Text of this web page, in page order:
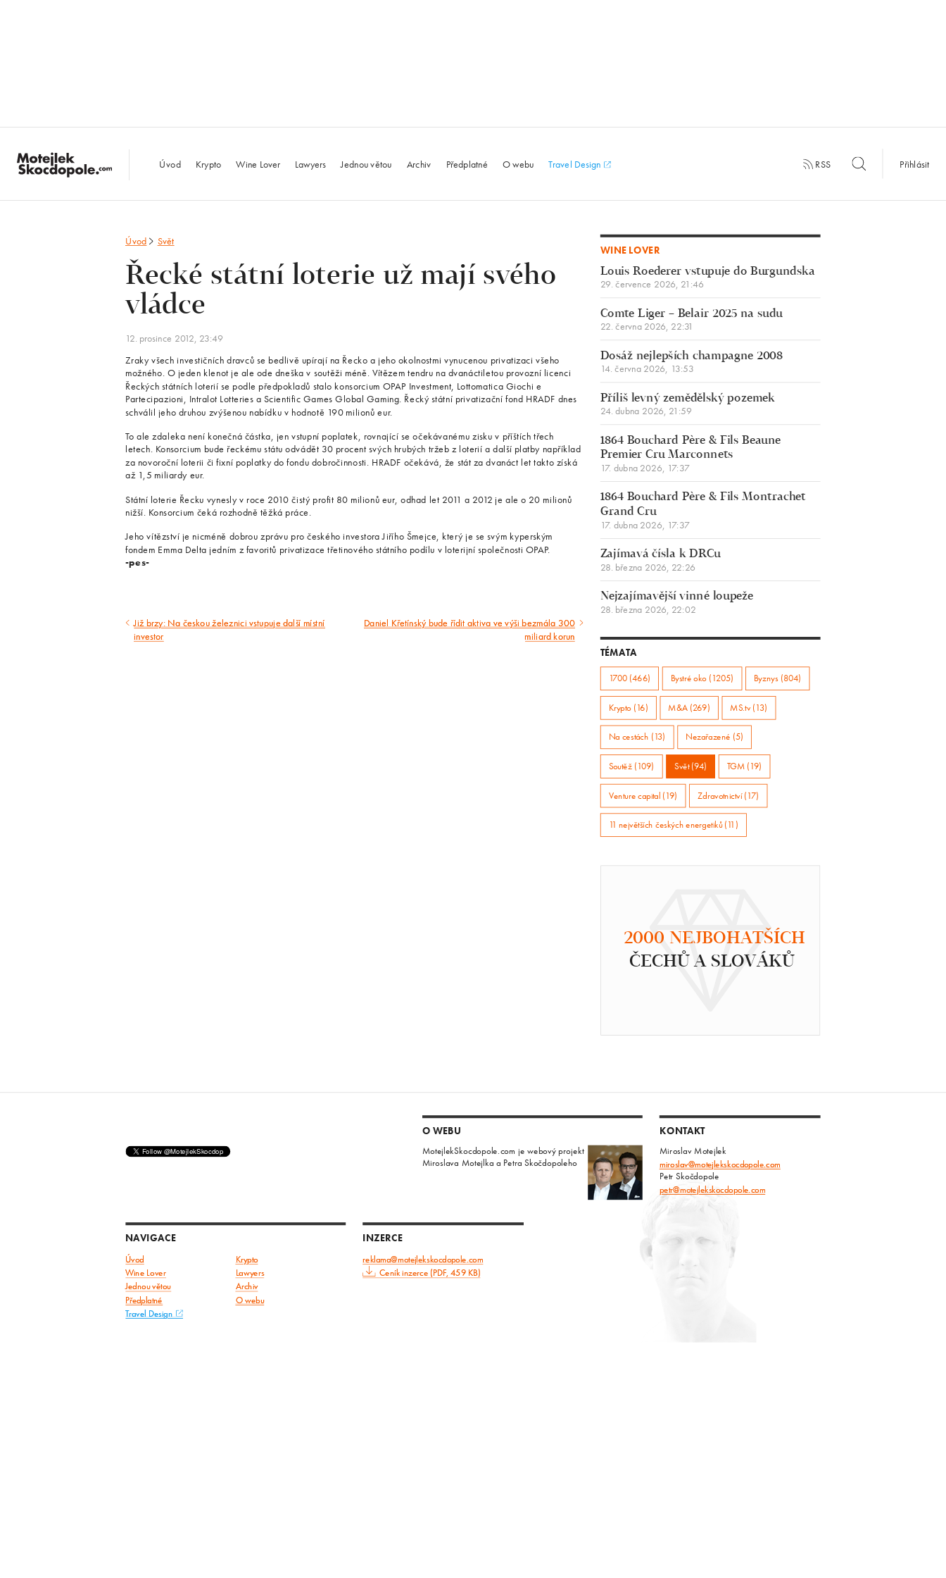
MotejlekSkocdopole.com
Úvod Krypto Wine Lover Lawyers Jednou větou Archiv Předplatné O webu Travel Design RSS Přihlásit
Úvod Svět
Řecké státní loterie už mají svého
vládce
12. prosince 2012, 23:49
Zraky všech investičních dravců se bedlivě upírají na Řecko a jeho okolnostmi vynucenou privatizaci všeho
možného. O jeden klenot je ale ode dneška v soutěži méně. Vítězem tendru na dvanáctiletou provozní licenci
Řeckých státních loterií se podle předpokladů stalo konsorcium OPAP Investment, Lottomatica Giochi e
Partecipazioni, Intralot Lotteries a Scientific Games Global Gaming. Řecký státní privatizační fond HRADF dnes
schválil jeho druhou zvýšenou nabídku v hodnotě 190 milionů eur.
To ale zdaleka není konečná částka, jen vstupní poplatek, rovnající se očekávanému zisku v příštích třech
letech. Konsorcium bude řeckému státu odvádět 30 procent svých hrubých tržeb z loterií a další platby například
za novoroční loterii či fixní poplatky do fondu dobročinnosti. HRADF očekává, že stát za dvanáct let takto získá
až 1,5 miliardy eur.
Státní loterie Řecku vynesly v roce 2010 čistý profit 80 milionů eur, odhad let 2011 a 2012 je ale o 20 milionů
nižší. Konsorcium čeká rozhodně těžká práce.
Jeho vítězství je nicméně dobrou zprávu pro českého investora Jiřího Šmejce, který je se svým kyperským
fondem Emma Delta jedním z favoritů privatizace třetinového státního podílu v loterijní společnosti OPAP.
-pes-
Předcházející
Již brzy: Na českou železnici vstupuje další místní
investor Následující
Daniel Křetínský bude řídit aktiva ve výši bezmála 300
miliard korun
WINE LOVER
Louis Roederer vstupuje do Burgundska
29. července 2026, 21:46
Comte Liger – Belair 2025 na sudu
22. června 2026, 22:31
Dosáž nejlepších champagne 2008
14. června 2026, 13:53
Příliš levný zemědělský pozemek
24. dubna 2026, 21:59
1864 Bouchard Père & Fils Beaune
Premier Cru Marconnets
17. dubna 2026, 17:37
1864 Bouchard Père & Fils Montrachet
Grand Cru
17. dubna 2026, 17:37
Zajímavá čísla k DRCu
28. března 2026, 22:26
Nejzajímavější vinné loupeže
28. března 2026, 22:02
TÉMATA
1700 (466) Bystré oko (1205) Byznys (804)
Krypto (16) M&A (269) MS.tv (13)
Na cestách (13) Nezařazené (5)
Soutěž (109) Svět (94) TGM (19)
Venture capital (19) Zdravotnictví (17)
11 největších českých energetiků (11)
2000 NEJBOHATŠÍCH
ČECHŮ A SLOVÁKŮ
O WEBU
MotejlekSkocdopole.com je webový projekt
Miroslava Motejlka a Petra Skočdopoleho
KONTAKT
Miroslav Motejlek
miroslav@motejlekskocdopole.com
Petr Skočdopole
petr@motejlekskocdopole.com
NAVIGACE
Úvod Krypto
Wine Lover
Lawyers
Jednou větou
Archiv
Předplatné O webu
Travel Design
INZERCE
reklama@motejlekskocdopole.com
Ceník inzerce (PDF, 459 KB)